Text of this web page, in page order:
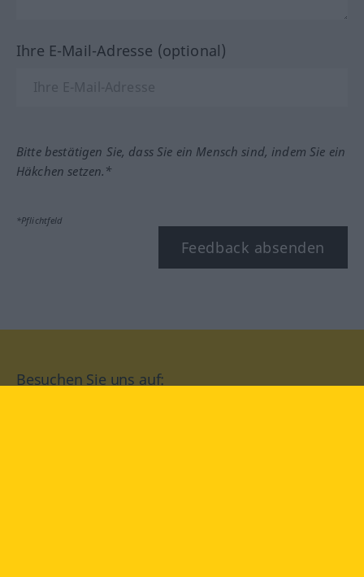
Ihre E-Mail-Adresse (optional)
Bitte bestätigen Sie, dass Sie ein Mensch sind, indem Sie ein
Häkchen setzen.*
*Pflichtfeld
Feedback absenden
Besuchen Sie uns auf: